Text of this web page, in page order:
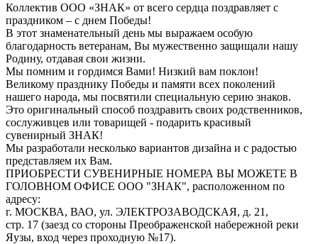
Коллектив ООО «ЗНАК» от всего сердца поздравляет с
праздником – с днем Победы!
В этот знаменательный день мы выражаем особую
благодарность ветеранам, Вы мужественно защищали нашу
Родину, отдавая свои жизни.
Мы помним и гордимся Вами! Низкий вам поклон!
Великому празднику Победы и памяти всех поколений
нашего народа, мы посвятили специальную серию знаков.
Это оригинальный способ поздравить своих родственников,
сослуживцев или товарищей - подарить красивый
сувенирный ЗНАК!
Мы разработали несколько вариантов дизайна и с радостью
представляем их Вам.
ПРИОБРЕСТИ СУВЕНИРНЫЕ НОМЕРА ВЫ МОЖЕТЕ В
ГОЛОВНОМ ОФИСЕ ООО "ЗНАК", расположенном по
адресу:
г. МОСКВА, ВАО, ул. ЭЛЕКТРОЗАВОДСКАЯ, д. 21,
стр. 17 (заезд со стороны Преображенской набережной реки
Яузы, вход через проходную №17).